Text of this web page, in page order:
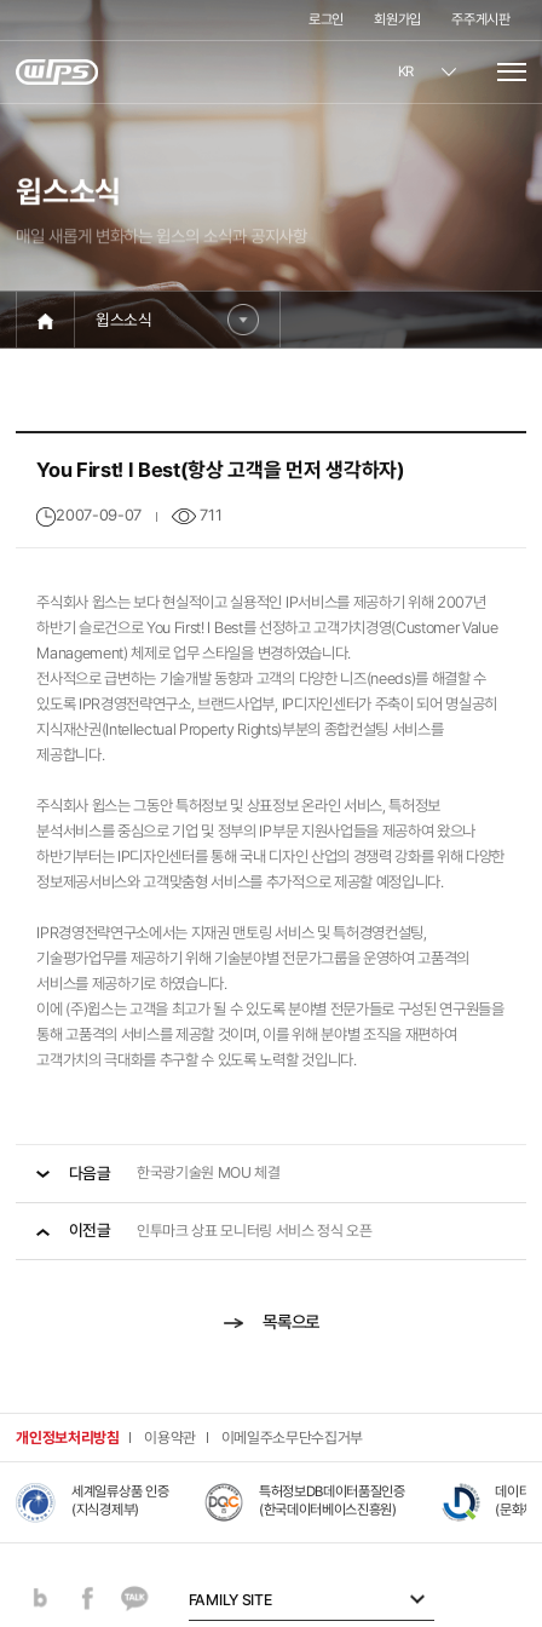
로그인 회원가입 주주게시판
KR
윕스소식
매일 새롭게 변화하는 윕스의 소식과 공지사항
윕스소식
You First! I Best(항상 고객을 먼저 생각하자)
2007-09-07 711
주식회사 윕스는 보다 현실적이고 실용적인 IP서비스를 제공하기 위해 2007년
하반기 슬로건으로 You First! I Best를 선정하고 고객가치경영(Customer Value
Management) 체제로 업무 스타일을 변경하였습니다.
전사적으로 급변하는 기술개발 동향과 고객의 다양한 니즈(needs)를 해결할 수
있도록 IPR경영전략연구소, 브랜드사업부, IP디자인센터가 주축이 되어 명실공히
지식재산권(Intellectual Property Rights)부분의 종합컨설팅 서비스를
제공합니다.
주식회사 윕스는 그동안 특허정보 및 상표정보 온라인 서비스, 특허정보
분석서비스를 중심으로 기업 및 정부의 IP부문 지원사업들을 제공하여 왔으나
하반기부터는 IP디자인센터를 통해 국내 디자인 산업의 경쟁력 강화를 위해 다양한
정보제공서비스와 고객맞춤형 서비스를 추가적으로 제공할 예정입니다.
IPR경영전략연구소에서는 지재권 맨토링 서비스 및 특허경영컨설팅,
기술평가업무를 제공하기 위해 기술분야별 전문가그룹을 운영하여 고품격의
서비스를 제공하기로 하였습니다.
이에 (주)윕스는 고객을 최고가 될 수 있도록 분야별 전문가들로 구성된 연구원들을
통해 고품격의 서비스를 제공할 것이며, 이를 위해 분야별 조직을 재편하여
고객가치의 극대화를 추구할 수 있도록 노력할 것입니다.
다음글 한국광기술원 MOU 체결
이전글 인투마크 상표 모니터링 서비스 정식 오픈
목록으로
개인정보처리방침 이용약관 이메일주소무단수집거부
세계일류상품 인증
(지식경제부)
특허정보DB데이터품질인증
(한국데이터베이스진흥원)
데이터 품
(문화체육
FAMILY SITE